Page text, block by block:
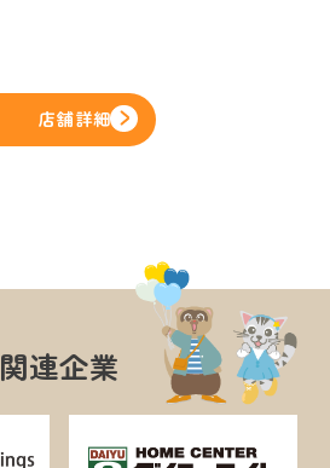
店舗詳細
関連企業